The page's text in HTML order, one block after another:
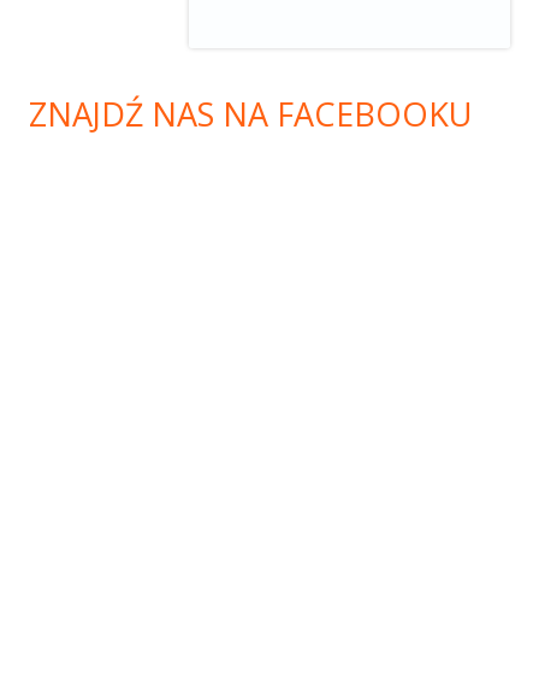
ZNAJDŹ NAS NA FACEBOOKU